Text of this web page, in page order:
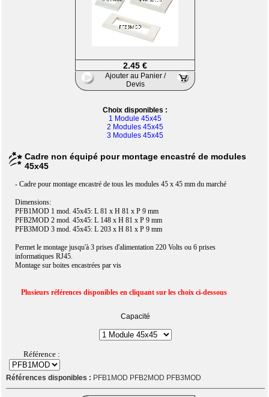
2.45 €
Ajouter au Panier /
Devis
Choix disponibles :
1 Module 45x45
2 Modules 45x45
3 Modules 45x45
Cadre non équipé pour montage encastré de modules
45x45
- Cadre pour montage encastré de tous les modules 45 x 45 mm du marché
Dimensions:
PFB1MOD 1 mod. 45x45: L 81 x H 81 x P 9 mm
PFB2MOD 2 mod. 45x45: L 148 x H 81 x P 9 mm
PFB3MOD 3 mod. 45x45: L 203 x H 81 x P 9 mm
Permet le montage jusqu'à 3 prises d'alimentation 220 Volts ou 6 prises
informatiques RJ45.
Montage sur boites encastrées par vis
Plusieurs références disponibles en cliquant sur les choix ci-dessous
Capacité
Référence :
Références disponibles : PFB1MOD PFB2MOD PFB3MOD